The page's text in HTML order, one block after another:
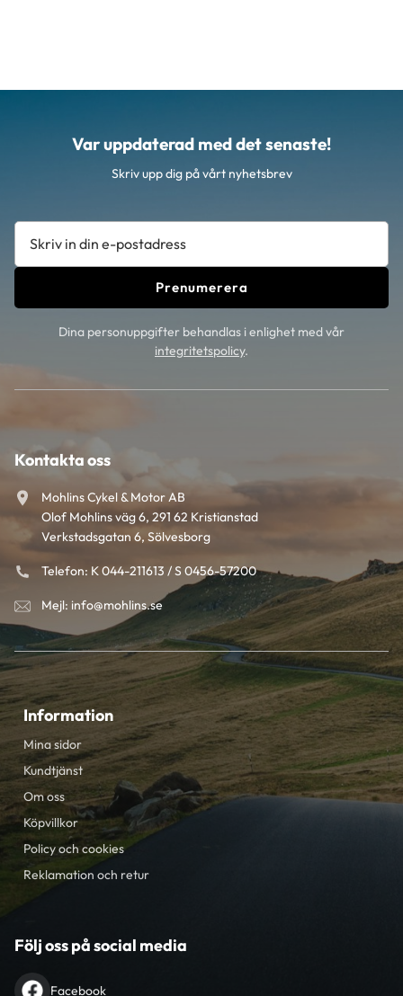
Var uppdaterad med det senaste!
Skriv upp dig på vårt nyhetsbrev
Prenumerera
Dina personuppgifter behandlas i enlighet med vår
integritetspolicy.
Kontakta oss
Mohlins Cykel & Motor AB
Olof Mohlins väg 6, 291 62 Kristianstad
Verkstadsgatan 6, Sölvesborg
Telefon: K 044-211613 / S 0456-57200
Mejl: info@mohlins.se
Information
Mina sidor
Kundtjänst
Om oss
Köpvillkor
Policy och cookies
Reklamation och retur
Följ oss på social media
Facebook